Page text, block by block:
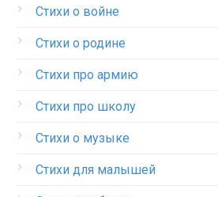
Стихи о войне
Стихи о родине
Стихи про армию
Стихи про школу
Стихи о музыке
Стихи для малышей